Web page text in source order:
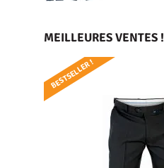
MEILLEURES VENTES !
BESTSELLER !